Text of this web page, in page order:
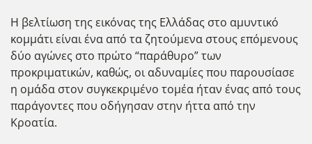
Η βελτίωση της εικόνας της Ελλάδας στο αμυντικό
κομμάτι είναι ένα από τα ζητούμενα στους επόμενους
δύο αγώνες στο πρώτο “παράθυρο” των
προκριματικών, καθώς, οι αδυναμίες που παρουσίασε
η ομάδα στον συγκεκριμένο τομέα ήταν ένας από τους
παράγοντες που οδήγησαν στην ήττα από την
Κροατία.